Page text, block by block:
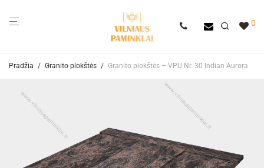
0
Pradžia / Granito plokštės / Granito plokštės – VPU Nr. 30 Indian Aurora